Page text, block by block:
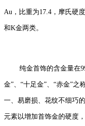
Au，比重为17.4，摩氏硬
和K金两类。
纯金首饰的含金量在
金”、“十足金”、“赤金”
一、易磨损、花纹不细巧
元素以增加首饰金的硬度